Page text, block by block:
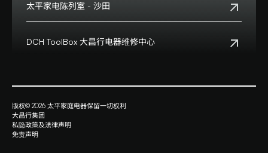
太平家电陈列室 - 沙田
地址:
沙田乡事会路138号HomeSquare 357-358舖
DCH ToolBox 大昌行电器维修中心
查看地点
营业时间:
版权© 2026 太平家庭电器保留一切权利
大昌行集团
私隐政策及法律声明
免责声明